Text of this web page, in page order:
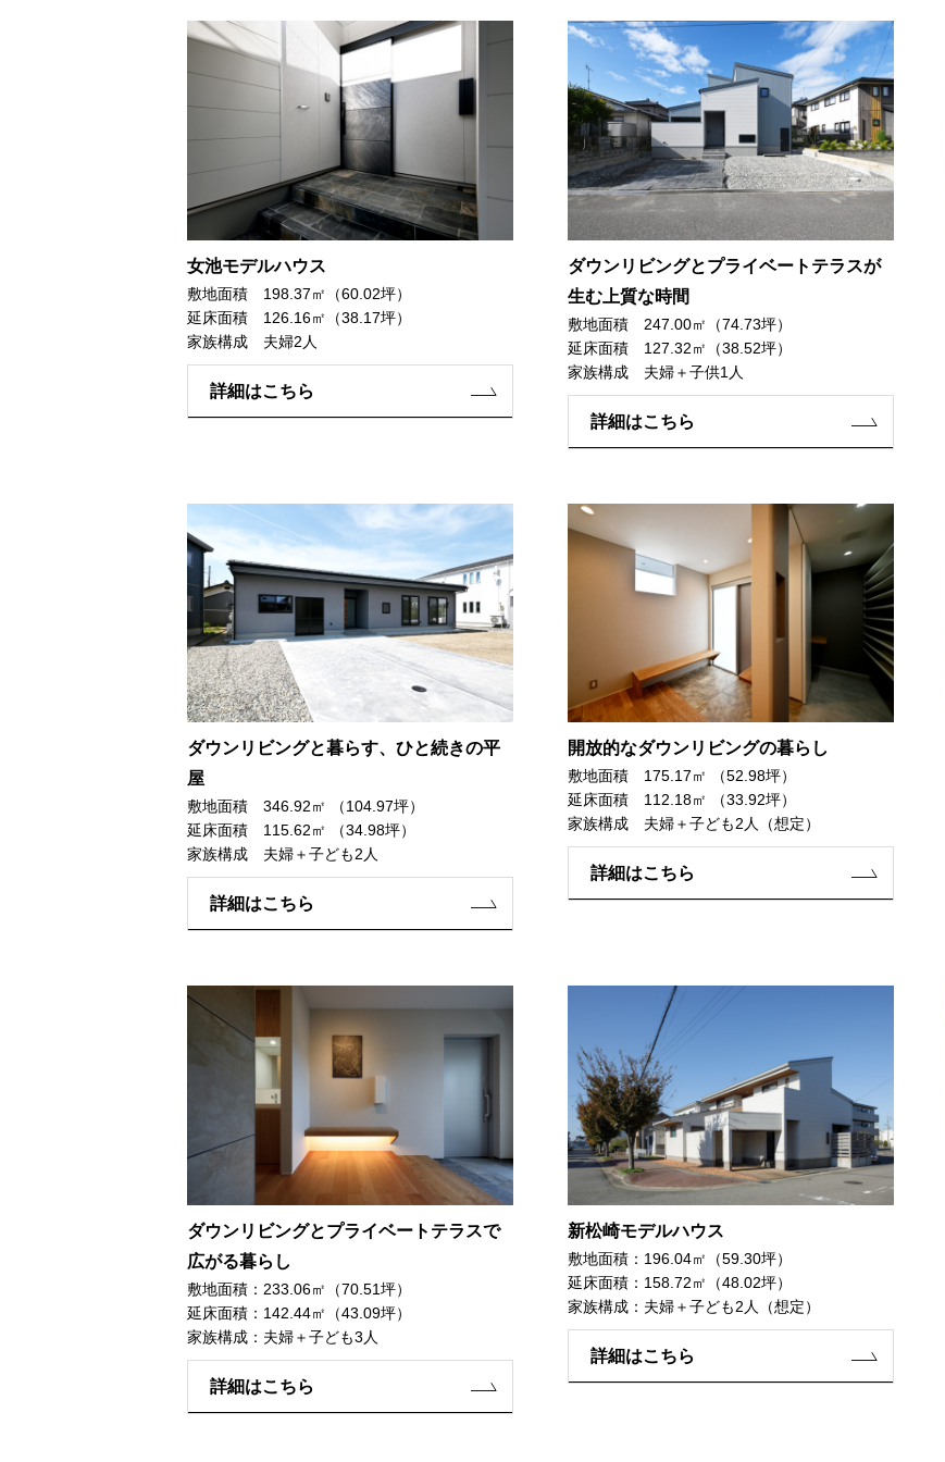
女池モデルハウス
敷地面積 198.37㎡（60.02坪）
延床面積 126.16㎡（38.17坪）
家族構成 夫婦2人
詳細はこちら
ダウンリビングとプライベートテラスが
生む上質な時間
敷地面積 247.00㎡（74.73坪）
延床面積 127.32㎡（38.52坪）
家族構成 夫婦＋子供1人
詳細はこちら
ダウンリビングと暮らす、ひと続きの平
屋
敷地面積 346.92㎡ （104.97坪）
延床面積 115.62㎡ （34.98坪）
家族構成 夫婦＋子ども2人
詳細はこちら
開放的なダウンリビングの暮らし
敷地面積 175.17㎡ （52.98坪）
延床面積 112.18㎡ （33.92坪）
家族構成 夫婦＋子ども2人（想定）
詳細はこちら
ダウンリビングとプライベートテラスで
広がる暮らし
敷地面積：233.06㎡（70.51坪）
延床面積：142.44㎡（43.09坪）
家族構成：夫婦＋子ども3人
詳細はこちら
新松崎モデルハウス
敷地面積：196.04㎡（59.30坪）
延床面積：158.72㎡（48.02坪）
家族構成：夫婦＋子ども2人（想定）
詳細はこちら